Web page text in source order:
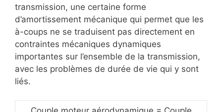
transmission, une certaine forme
d’amortissement mécanique qui permet que les
à-coups ne se traduisent pas directement en
contraintes mécaniques dynamiques
importantes sur l’ensemble de la transmission,
avec les problèmes de durée de vie qui y sont
liés.